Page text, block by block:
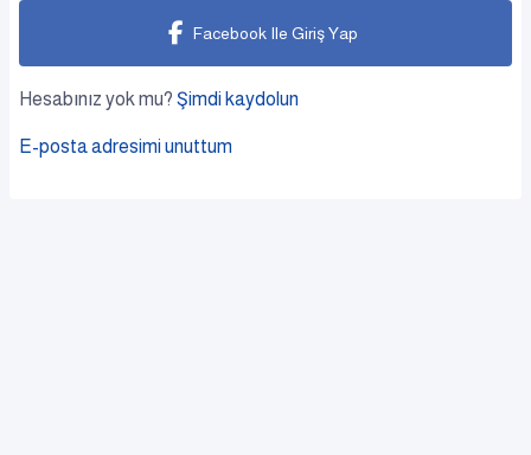
Facebook Ile Giriş Yap
Hesabınız yok mu? Şimdi kaydolun
E-posta adresimi unuttum